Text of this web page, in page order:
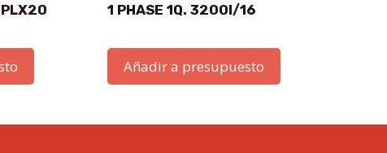
1 PHASE 1Q. 3200I/16
Añadir a presupuesto